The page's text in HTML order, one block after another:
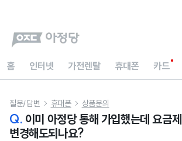
홈 인터넷 가전렌탈 휴대폰 카드
질문/답변  휴대폰  상품문의
Q. 이미 아정당 통해 가입했는데 요금제
변경해도되나요?